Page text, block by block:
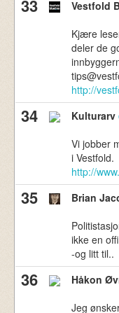
33 Vestfold
Kjære
deler de
http://
34 Kulturarv
Vi jobber
i Vestfold.
http://
35 Brian
ikke en
-og litt til..
36 Håkon
Jeg